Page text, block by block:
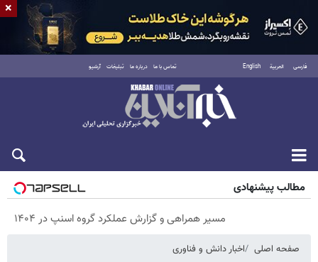
فارسی العربية English تماس با ما درباره ما تبلیغات آرشیو
پنجشنبه ۱۵ مرداد ۱۴۰۵
مطالب پیشنهادی
مسیر همراهی و گزارش عملکرد گروه اسنپ در ۱۴۰۴
صفحه اصلی اخبار دانش و فناوری
×